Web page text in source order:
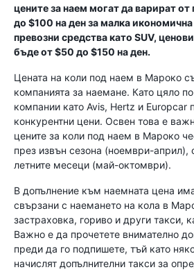
цените за наем могат да варират
до $100 на ден за малка
превозни средства като SUV,
бъде от $50 до $150 на ден.
Цената на коли под наем в Мароко
компанията за наемане. Като цяло
компании като Avis, Hertz и Europcar
конкурентни цени. Освен това е
цените за коли под наем в Мароко
през извън сезона (ноември-април),
летните месеци (май-октомври).
В допълнение към наемната цена
свързани с наемането на кола в
застраховка, гориво и други такси,
Важно е да прочетете внимателно
преди да го подпишете, тъй като
начислят допълнителни такси за